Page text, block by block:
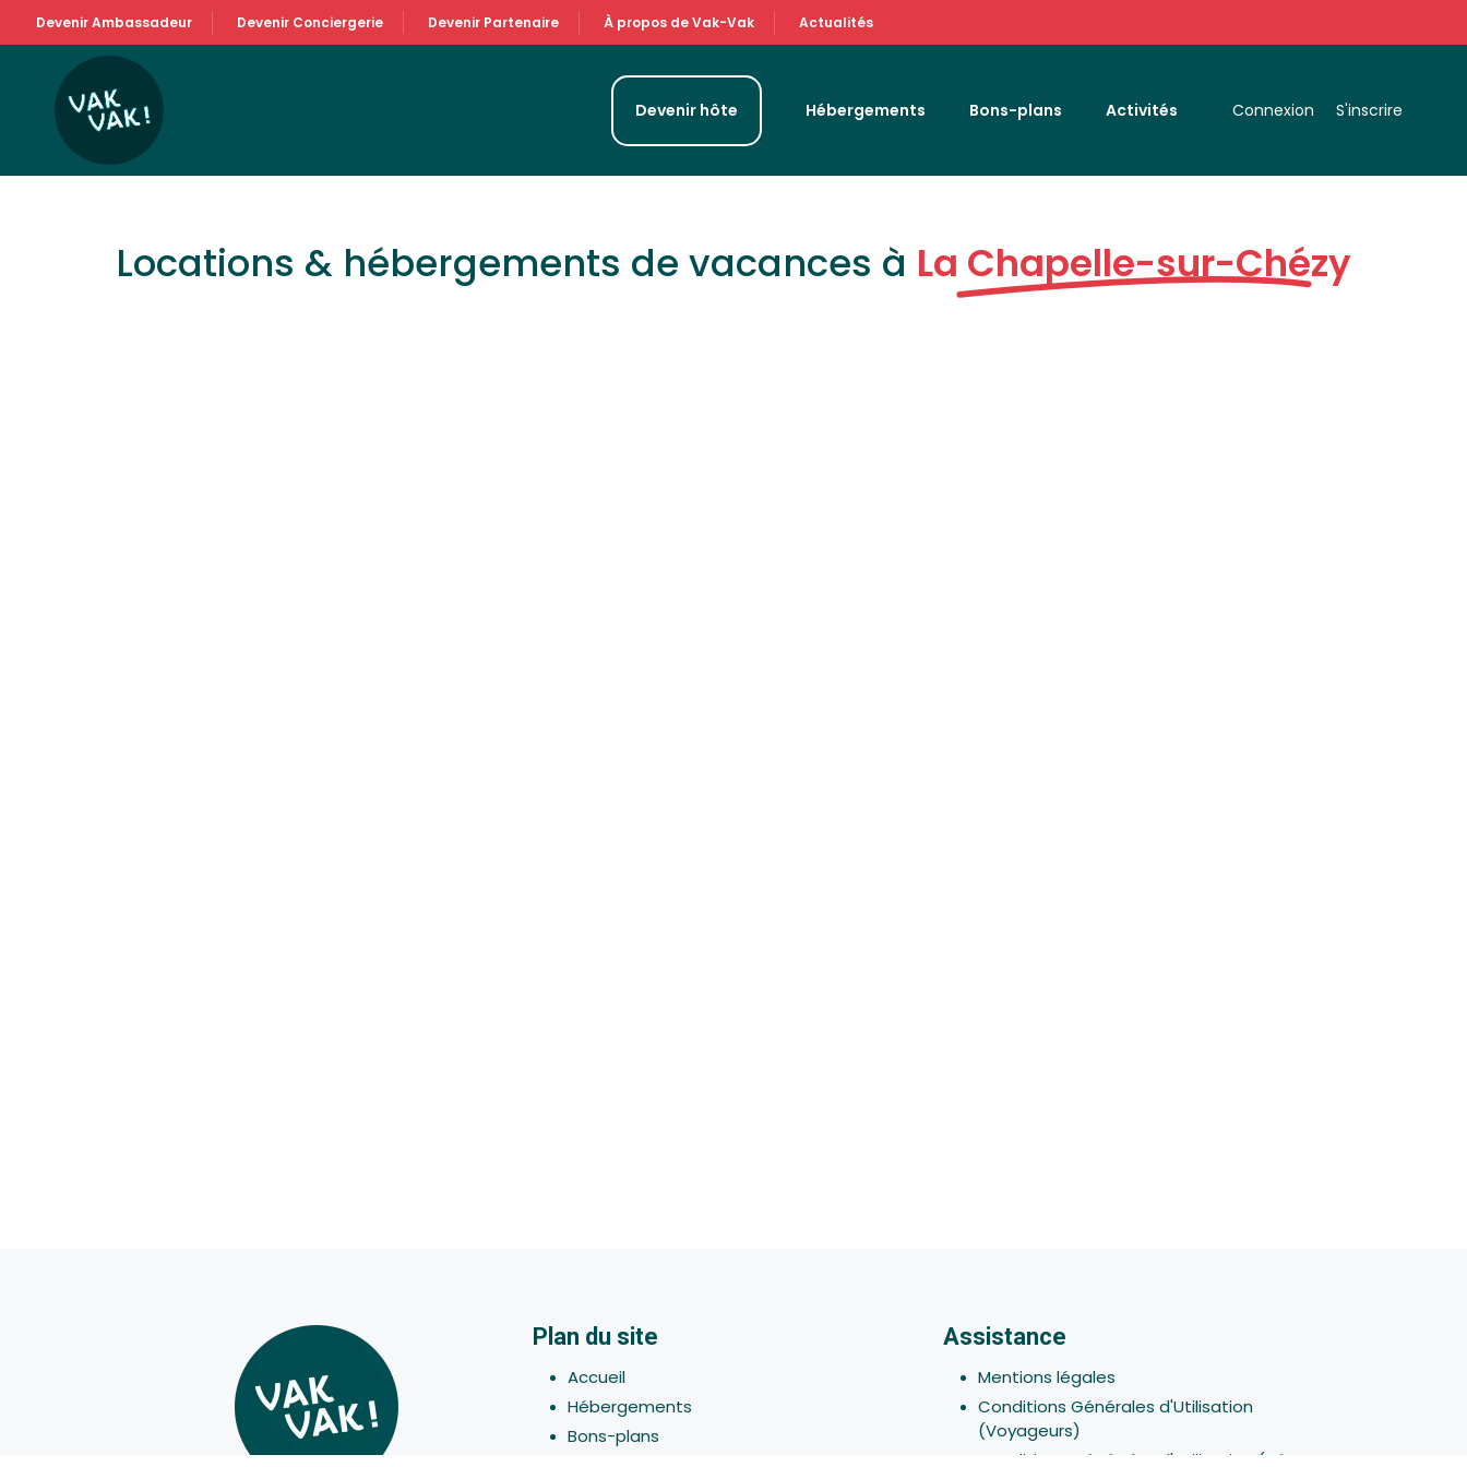
Devenir Ambassadeur Devenir Conciergerie Devenir Partenaire À propos de Vak-Vak Actualités
Devenir hôte Hébergements Bons-plans Activités Connexion S'inscrire
Locations & hébergements de vacances à La Chapelle-sur-Chézy
Plan du site
Accueil
Hébergements
Bons-plans
Assistance
Mentions légales
Conditions Générales d'Utilisation
(Voyageurs)
Conditions Générales d'Utilisation (Hôtes -